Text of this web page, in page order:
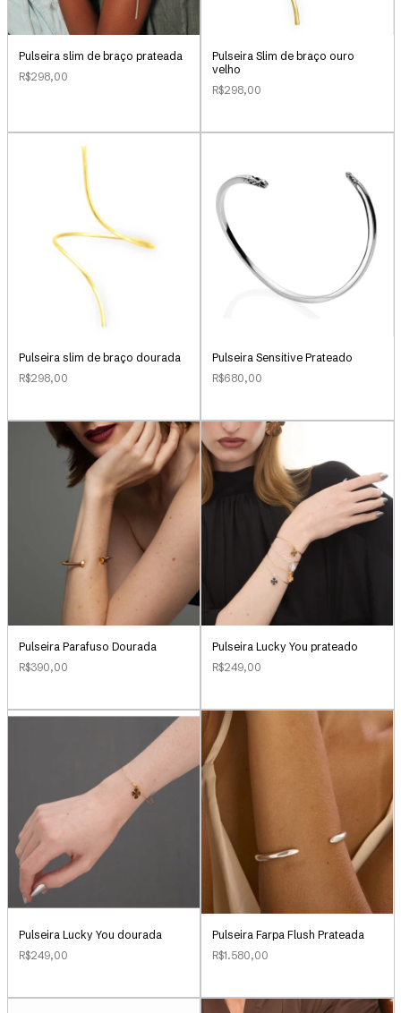
Pulseira slim de braço prateada
R$298,00
Pulseira Slim de braço ouro
velho
R$298,00
Pulseira slim de braço dourada
R$298,00
Pulseira Sensitive Prateado
R$680,00
Pulseira Parafuso Dourada
R$390,00
Pulseira Lucky You prateado
R$249,00
Pulseira Lucky You dourada
R$249,00
Pulseira Farpa Flush Prateada
R$1.580,00